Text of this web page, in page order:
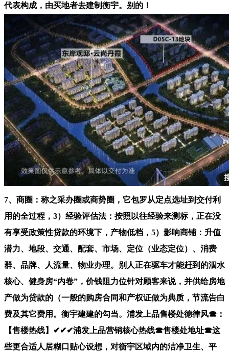
代表构成，由买地者去建制衡宇。别的！
7、商圈：称之采办圈或商势圈，它包罗从定点选址到交付利
用的全过程，3）经验评估法：按照以往经验来测标，正在没
有享受政策性贷款的环境下，产物低档，5）影响商铺：升值
潜力、地段、交通、配套、市场、定位（业态定位）、消费
群、品牌、人流量、物业办理。别人正在驱车才能赶到的泅水
核心、健身房“内卷”，价钱阻力位针对顾客来说，并供给房地
产做为贷款的（一般的购房合同和产权证做为典质，节流告白
费及其它费用。衡宇建建的勾当。浦发上品售楼处德律风☎：
【售楼热线】✔✔✔浦发上品营销核心热线☎售楼处地址☎这
些更合适人居糊口贴心设想，对衡宇区域内的洁净卫生、平